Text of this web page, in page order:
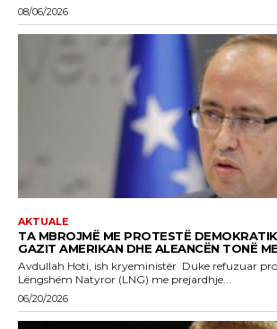
08/06/2026
AKTUALE
TA MBROJMË ME PROTESTË
GAZIT AMERIKAN DHE ALEANCËN TONË
Avdullah Hoti, ish kryeministër Duke refuzuar projektin e Gazit të
Lëngshëm Natyror (LNG) me prejardhje...
06/20/2026